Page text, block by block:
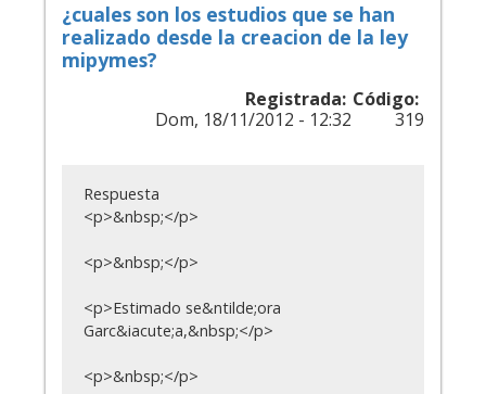
¿cuales son los estudios que se han
realizado desde la creacion de la ley
mipymes?
Registrada:
Dom, 18/11/2012 - 12:32
Código:
319
Respuesta
<p>&nbsp;</p>
<p>&nbsp;</p>
<p>Estimado se&ntilde;ora
Garc&iacute;a,&nbsp;</p>
<p>&nbsp;</p>